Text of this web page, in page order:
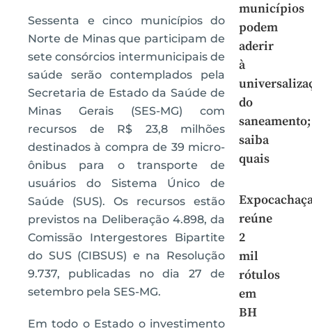
Sessenta e cinco municípios do
Norte de Minas que participam de
sete consórcios intermunicipais de
saúde serão contemplados pela
Secretaria de Estado da Saúde de
Minas Gerais (SES-MG) com
recursos de R$ 23,8 milhões
destinados à compra de 39 micro-
ônibus para o transporte de
usuários do Sistema Único de
Saúde (SUS). Os recursos estão
previstos na Deliberação 4.898, da
Comissão Intergestores Bipartite
do SUS (CIBSUS) e na Resolução
9.737, publicadas no dia 27 de
setembro pela SES-MG.
Em todo o Estado o investimento
municípios
podem
aderir
à
do
saneamento;
saiba
quais
reúne
2
mil
rótulos
em
BH